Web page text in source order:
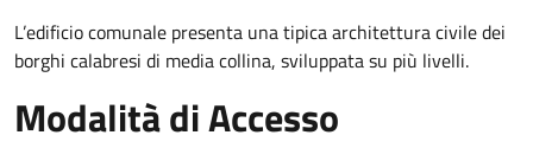
L’edificio comunale presenta una tipica architettura civile dei
borghi calabresi di media collina, sviluppata su più livelli.
Modalità di Accesso